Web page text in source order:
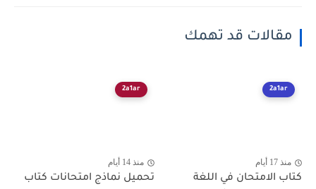
مقالات قد تهمك
2a1ar
منذ 17 أيام
كتاب الامتحان في اللغة
2a1ar
منذ 14 أيام
تحميل نماذج امتحانات كتاب